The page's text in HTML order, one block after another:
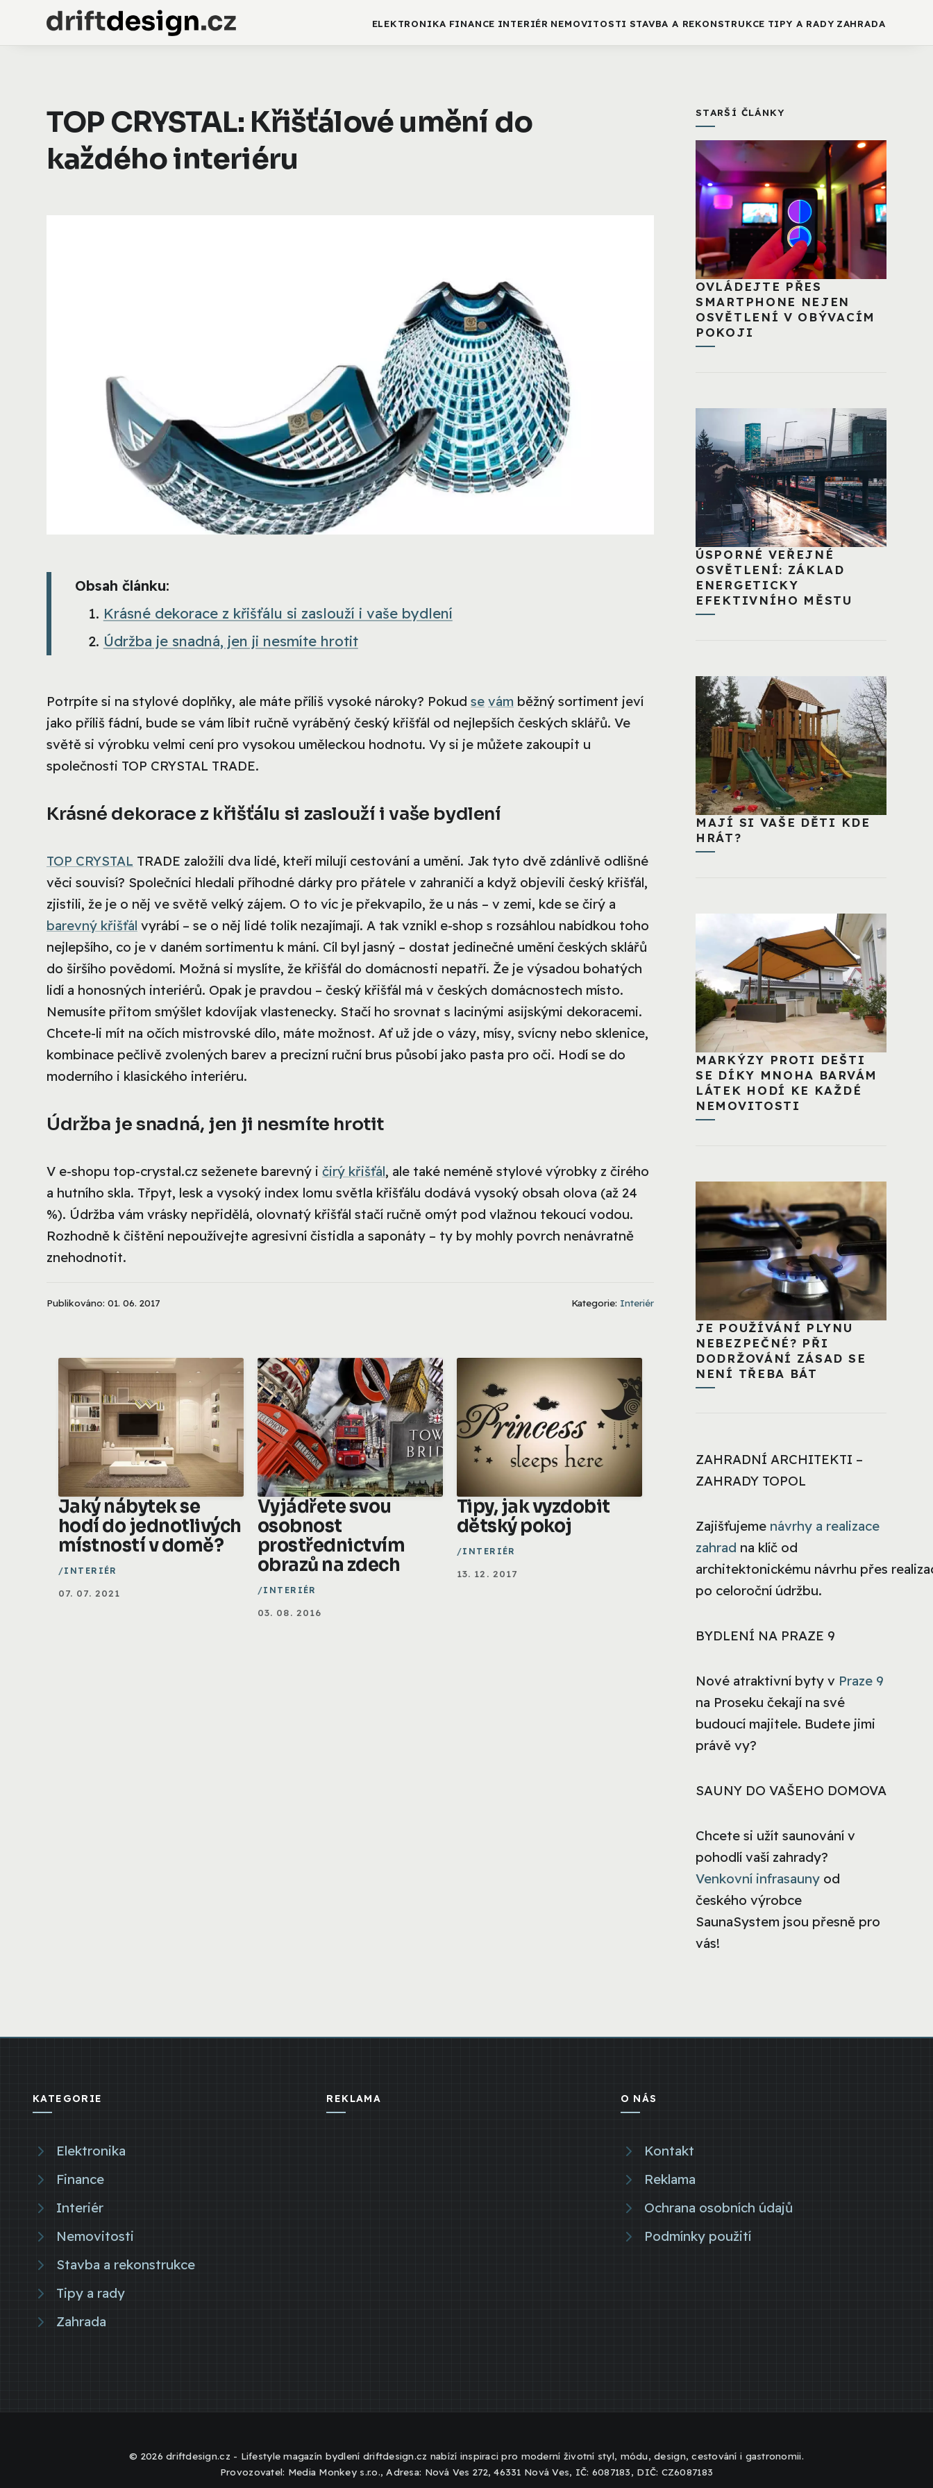
ELEKTRONIKA FINANCE INTERIÉR NEMOVITOSTI STAVBA A REKONSTRUKCE TIPY A RADY ZAHRADA
TOP CRYSTAL: Křišťálové umění do
každého interiéru
Obsah článku:
Krásné dekorace z křišťálu si zaslouží i vaše bydlení
Údržba je snadná, jen ji nesmíte hrotit
Potrpíte si na stylové doplňky, ale máte příliš vysoké nároky? Pokud se vám běžný sortiment jeví
jako příliš fádní, bude se vám líbit ručně vyráběný český křišťál od nejlepších českých sklářů. Ve
světě si výrobku velmi cení pro vysokou uměleckou hodnotu. Vy si je můžete zakoupit u
společnosti TOP CRYSTAL TRADE.
Krásné dekorace z křišťálu si zaslouží i vaše bydlení
TOP CRYSTAL TRADE založili dva lidé, kteří milují cestování a umění. Jak tyto dvě zdánlivě odlišné
věci souvisí? Společníci hledali příhodné dárky pro přátele v zahraničí a když objevili český křišťál,
zjistili, že je o něj ve světě velký zájem. O to víc je překvapilo, že u nás – v zemi, kde se čirý a
barevný křišťál vyrábí – se o něj lidé tolik nezajímají. A tak vznikl e-shop s rozsáhlou nabídkou toho
nejlepšího, co je v daném sortimentu k mání. Cíl byl jasný – dostat jedinečné umění českých sklářů
do širšího povědomí. Možná si myslíte, že křišťál do domácnosti nepatří. Že je výsadou bohatých
lidí a honosných interiérů. Opak je pravdou – český křišťál má v českých domácnostech místo.
Nemusíte přitom smýšlet kdovíjak vlastenecky. Stačí ho srovnat s lacinými asijskými dekoracemi.
Chcete-li mít na očích mistrovské dílo, máte možnost. Ať už jde o vázy, mísy, svícny nebo sklenice,
kombinace pečlivě zvolených barev a precizní ruční brus působí jako pasta pro oči. Hodí se do
moderního i klasického interiéru.
Údržba je snadná, jen ji nesmíte hrotit
V e-shopu top-crystal.cz seženete barevný i čirý křišťál, ale také neméně stylové výrobky z čirého
a hutního skla. Třpyt, lesk a vysoký index lomu světla křišťálu dodává vysoký obsah olova (až 24
%). Údržba vám vrásky nepřidělá, olovnatý křišťál stačí ručně omýt pod vlažnou tekoucí vodou.
Rozhodně k čištění nepoužívejte agresivní čistidla a saponáty – ty by mohly povrch nenávratně
znehodnotit.
Publikováno: 01. 06. 2017 Kategorie: Interiér
Jaký nábytek se
hodí do jednotlivých
místností v domě?
INTERIÉR
07. 07. 2021
Vyjádřete svou
osobnost
prostřednictvím
obrazů na zdech
INTERIÉR
03. 08. 2016
Tipy, jak vyzdobit
dětský pokoj
INTERIÉR
13. 12. 2017
STARŠÍ ČLÁNKY
OVLÁDEJTE PŘES
SMARTPHONE NEJEN
OSVĚTLENÍ V OBÝVACÍM
POKOJI
ÚSPORNÉ VEŘEJNÉ
OSVĚTLENÍ: ZÁKLAD
ENERGETICKY
EFEKTIVNÍHO MĚSTU
MAJÍ SI VAŠE DĚTI KDE
HRÁT?
MARKÝZY PROTI DEŠTI
SE DÍKY MNOHA BARVÁM
LÁTEK HODÍ KE KAŽDÉ
NEMOVITOSTI
JE POUŽÍVÁNÍ PLYNU
NEBEZPEČNÉ? PŘI
DODRŽOVÁNÍ ZÁSAD SE
NENÍ TŘEBA BÁT
ZAHRADNÍ ARCHITEKTI –
ZAHRADY TOPOL
Zajišťujeme návrhy a realizace
zahrad na klíč od
architektonickému návrhu přes
po celoroční údržbu.
BYDLENÍ NA PRAZE 9
Nové atraktivní byty v Praze 9
na Proseku čekají na své
budoucí majitele. Budete jimi
právě vy?
SAUNY DO VAŠEHO DOMOVA
Chcete si užít saunování v
pohodlí vaší zahrady?
Venkovní infrasauny od
českého výrobce
SaunaSystem jsou přesně pro
vás!
KATEGORIE
Elektronika
Finance
Interiér
Nemovitosti
Stavba a rekonstrukce
Tipy a rady
Zahrada
REKLAMA O NÁS
Kontakt
Reklama
Ochrana osobních údajů
Podmínky použití
© 2026 driftdesign.cz - Lifestyle magazín bydlení driftdesign.cz nabízí inspiraci pro moderní životní styl, módu, design, cestování i gastronomii.
Provozovatel: Media Monkey s.r.o., Adresa: Nová Ves 272, 46331 Nová Ves, IČ: 6087183, DIČ: CZ6087183